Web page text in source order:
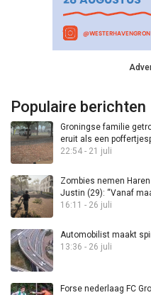
Populaire berichten
Groningse familie
eruit als een
22:54 - 21 juli
Zombies nemen
Justin (29): “Vanaf
16:11 - 26 juli
Automobilist maakt
13:36 - 26 juli
Forse nederlaag FC